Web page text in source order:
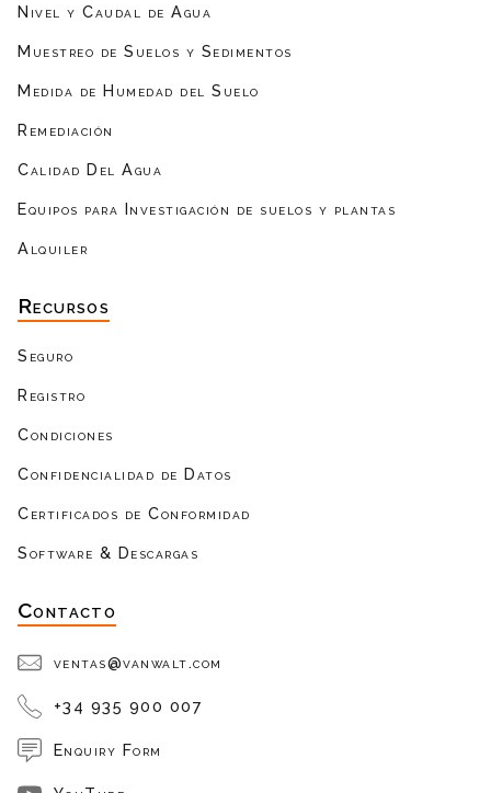
Nivel y Caudal de Agua
Muestreo de Suelos y Sedimentos
Medida de Humedad del Suelo
Remediación
Calidad Del Agua
Equipos para Investigación de suelos y plantas
Alquiler
Recursos
Seguro
Registro
Condiciones
Confidencialidad de Datos
Certificados de Conformidad
Software & Descargas
Contacto
ventas@vanwalt.com
+34 935 900 007
Enquiry Form